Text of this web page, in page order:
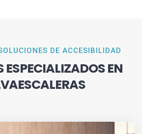
DE ACCESIBILIDAD
ESPECIALIZADOS EN